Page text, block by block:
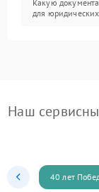
Какую
для
Наш
40 лет